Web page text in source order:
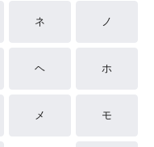
ネ ノ
ヘ ホ
メ モ